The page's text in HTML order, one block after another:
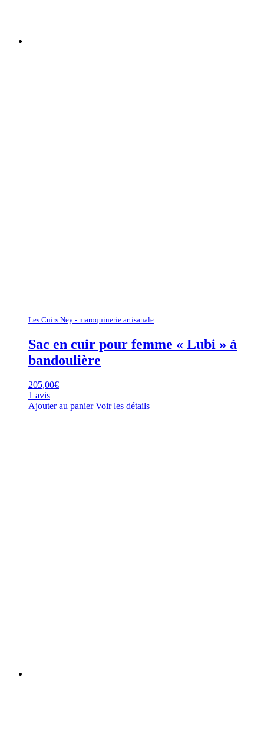
Les Cuirs Ney - maroquinerie artisanale
Sac en cuir pour femme « Lubi » à
bandoulière
205,00€
1 avis
Ajouter au panier Voir les détails